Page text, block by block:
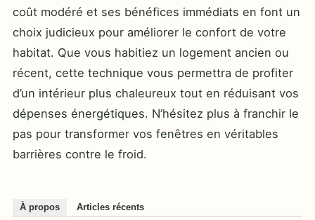
coût modéré et ses bénéfices immédiats en font un
choix judicieux pour améliorer le confort de votre
habitat. Que vous habitiez un logement ancien ou
récent, cette technique vous permettra de profiter
d’un intérieur plus chaleureux tout en réduisant vos
dépenses énergétiques. N’hésitez plus à franchir le
pas pour transformer vos fenêtres en véritables
barrières contre le froid.
À propos Articles récents